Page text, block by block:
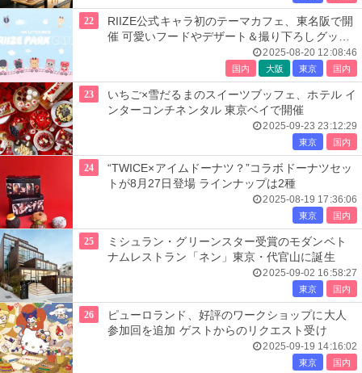
22
RIIZE公式キャラ初のテーマカフェ、東名阪で開
催 可愛いフードやデザート＆撮り下ろしグッズ
2025-08-20 12:08:46
国内 大阪 東京 国内
23
いちご×雪だるまのスイーツブッフェ、ホテル イ
ンターコンチネンタル 東京ベイで開催
2025-09-23 23:12:29
東京 国内
24
“TWICE×アイムドーナツ？”コラボドーナツセッ
トが8月27日登場 ラインナップは2種
2025-08-19 17:36:06
東京 国内
25
ミシュラン・グリーンスター受賞のモダンベト
ナムレストラン「ネン」東京・代官山に誕生
2025-09-02 16:58:27
東京 国内
26
ピューロランド、好評のワークショップに大人
参加回を追加 ゲストからのリクエスト受け
2025-09-19 14:16:02
東京 国内